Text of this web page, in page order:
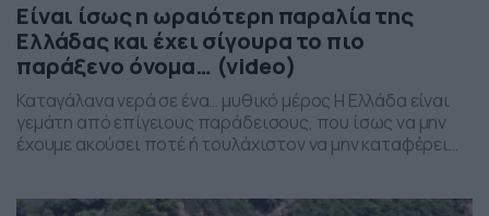
Είναι ίσως η ωραιότερη παραλία της
Ελλάδας και έχει σίγουρα το πιο
παράξενο όνομα… (video)
Καταγάλανα νερά σε ένα… μυθικό μέρος Η Ελλάδα είναι
γεμάτη από επίγειους παράδεισους, που ίσως να μην
έχουμε ακούσει ποτέ ή τουλάχιστον να μην καταφέρει
το βασίλειο του πολυμήχανου Οδυσσέα και το έκανε